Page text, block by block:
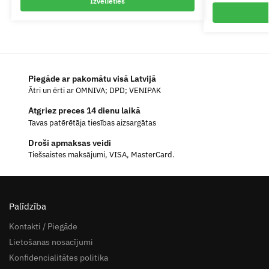
Piegāde ar pakomātu visā Latvijā
Ātri un ērti ar OMNIVA; DPD; VENIPAK
Atgriez preces 14 dienu laikā
Tavas patērētāja tiesības aizsargātas
Droši apmaksas veidi
Tiešsaistes maksājumi, VISA, MasterCard.
Palīdzība
Kontakti / Piegāde
Lietošanas nosacījumi
Konfidencialitātes politika